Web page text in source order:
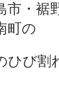
市・裾
町の
ひび割